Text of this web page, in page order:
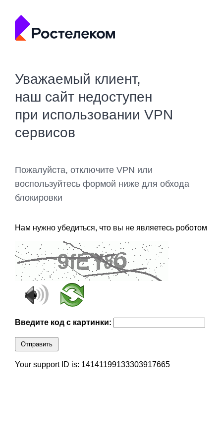
Уважаемый клиент,
наш сайт недоступен
при использовании VPN
сервисов
Пожалуйста, отключите VPN или
воспользуйтесь формой ниже для обхода
блокировки
Нам нужно убедиться, что вы не являетесь роботом
Введите код с картинки:
Отправить
Your support ID is: 14141199133303917665